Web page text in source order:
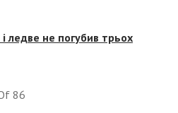
ледве не погубив трьох
86